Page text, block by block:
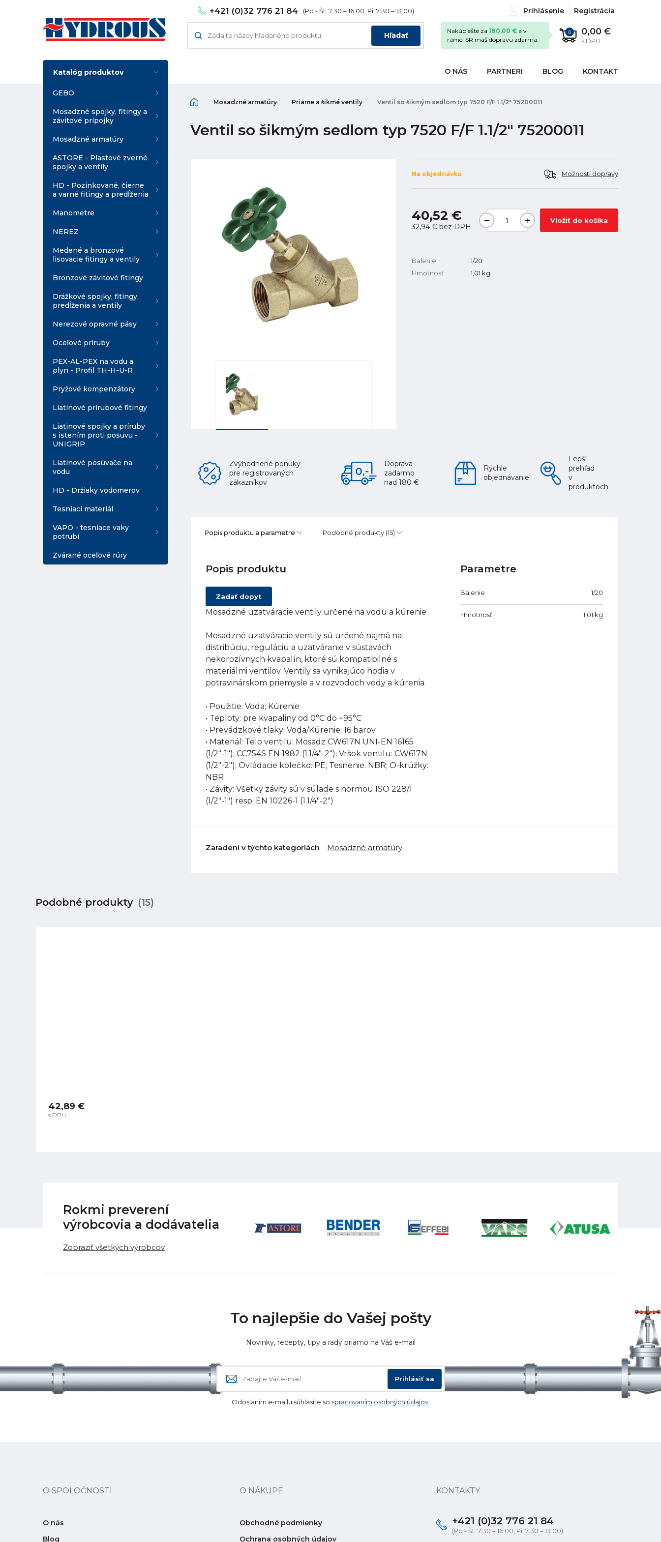
+421 (0)32 776 21 84 (Po - Št: 7:30 – 16:00, Pi: 7:30 – 13:00) Prihlásenie Registrácia
Hľadať 0 0,00 €
s DPH
Nakúp ešte za 180,00 € a v
rámci SR máš dopravu zdarma.
O NÁS PARTNERI BLOG KONTAKT
Katalóg produktov
GEBO
Mosadzné spojky, fitingy a
závitové prípojky
Mosadzné armatúry
ASTORE - Plastové zverné
spojky a ventily
HD - Pozinkované, čierne
a varné fitingy a predĺženia
Manometre
NEREZ
Medené a bronzové
lisovacie fitingy a ventily
Bronzové závitové fitingy
Drážkové spojky, fitingy,
predĺženia a ventily
Nerezové opravné pásy
Oceľové príruby
PEX-AL-PEX na vodu a
plyn - Profil TH-H-U-R
Pryžové kompenzátory
Liatinové prírubové fitingy
Liatinové spojky a príruby
s istením proti posuvu -
UNIGRIP
Liatinové posúvače na
vodu
HD - Držiaky vodomerov
Tesniaci materiál
VAPO - tesniace vaky
potrubí
Zvárané oceľové rúry
Mosadzné armatúry Priame a šikmé ventily Ventil so šikmým sedlom typ 7520 F/F 1.1/2" 75200011
Ventil so šikmým sedlom typ 7520 F/F 1.1/2" 75200011
Na objednávku Možnosti dopravy
40,52 €
32,94 € bez DPH
Vložiť do košíka
Balenie
1/20
Hmotnosť
1,01 kg
Zvýhodnené ponuky
pre registrovaných
zákazníkov
Doprava
zadarmo
nad 180 €
Rýchle
objednávanie
Lepší
prehľad
v
produktoch
Popis produktu a parametre Podobné produkty (15)
Popis produktu
Zadať dopyt
Mosadzné uzatváracie ventily určené na vodu a kúrenie
Mosadzné uzatváracie ventily sú určené najmä na
distribúciu, reguláciu a uzatváranie v sústavách
nekorozívnych kvapalín, ktoré sú kompatibilné s
materiálmi ventilov. Ventily sa vynikajúco hodia v
potravinárskom priemysle a v rozvodoch vody a kúrenia.
• Použitie: Voda; Kúrenie
• Teploty: pre kvapaliny od 0°C do +95°C
• Prevádzkové tlaky: Voda/Kúrenie: 16 barov
• Materiál: Telo ventilu: Mosadz CW617N UNI-EN 16165
(1/2"-1"); CC754S EN 1982 (1.1/4"-2"); Vršok ventilu: CW617N
(1/2"-2"); Ovládacie kolečko: PE; Tesnenie: NBR; O-krúžky:
NBR
• Závity: Všetky závity sú v súlade s normou ISO 228/1
(1/2"-1") resp. EN 10226-1 (1.1/4"-2")
Parametre
Balenie 1/20
Hmotnosť 1,01 kg
Zaradení v týchto kategoriách Mosadzné armatúry
Podobné produkty (15)
42,89 €
s DPH
Rokmi preverení
výrobcovia a dodávatelia
Zobraziť všetkých výrobcov
To najlepšie do Vašej pošty
Novinky, recepty, tipy a rady priamo na Váš e-mail
Prihlásiť sa
Odoslaním e-mailu súhlasíte so spracovaním osobných údajov.
O SPOLOČNOSTI
O nás
Blog
O NÁKUPE
Obchodné podmienky
Ochrana osobných údajov
KONTAKTY
+421 (0)32 776 21 84
(Po - Št: 7:30 – 16:00, Pi: 7:30 – 13:00)